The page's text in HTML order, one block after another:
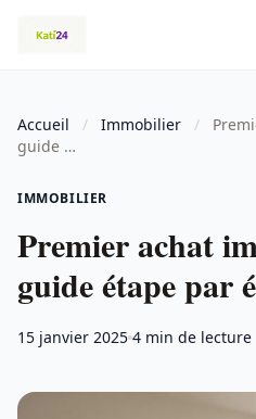
Accueil / Immobilier /
guide …
IMMOBILIER
Premier achat
guide étape par
15 janvier 2025 4 min de lecture